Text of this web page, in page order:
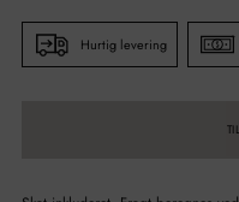
Hurtig levering